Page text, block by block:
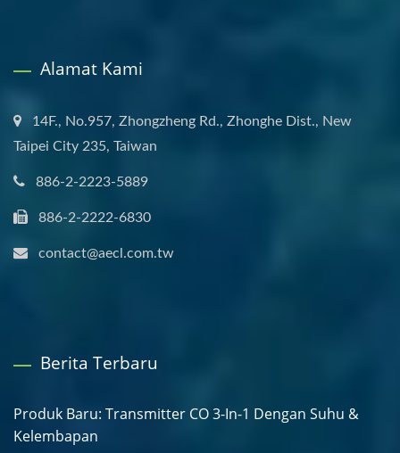
Alamat Kami
14F., No.957, Zhongzheng Rd., Zhonghe Dist., New
Taipei City 235, Taiwan
886-2-2223-5889
886-2-2222-6830
contact@aecl.com.tw
Berita Terbaru
Produk Baru: Transmitter CO 3-In-1 Dengan Suhu &
Kelembapan